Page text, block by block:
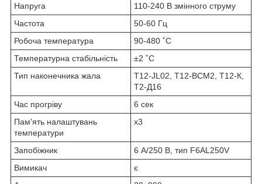
Напруга
110-240 В змінного струму
Частота
50-60 Гц
Робоча температура
90-480 ˚С
Температурна стабільність
±2 ˚С
Тип наконечника жала
Т12-JL02, Т12-BCM2, Т12-К,
Т2-Д16
Час прогріву
6 сек
Пам'ять налаштувань
температури
х3
Запобіжник
6 А/250 В, тип F6AL250V
Вимикач
є